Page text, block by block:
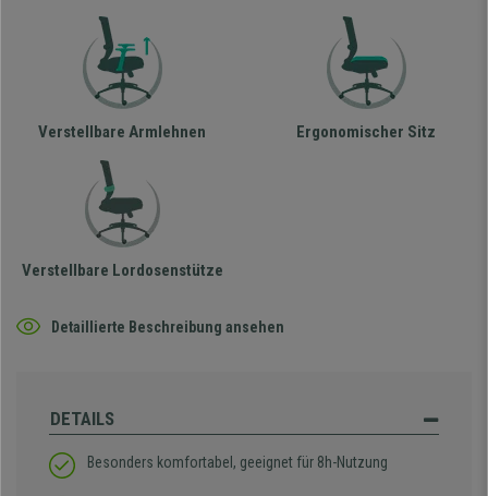
Verstellbare Armlehnen Ergonomischer Sitz
Verstellbare Lordosenstütze
Detaillierte Beschreibung ansehen
DETAILS
Besonders komfortabel, geeignet für 8h-Nutzung